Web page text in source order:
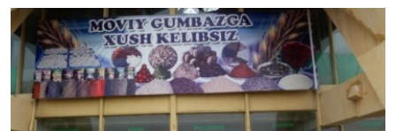
Озодлик бошқа тилларда